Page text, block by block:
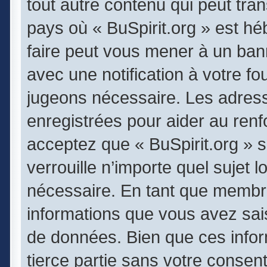
tout autre contenu qui peut
pays où « BuSpirit.org » est
faire peut vous mener à un
avec une notification à votre
jugeons nécessaire. Les
enregistrées pour aider au
acceptez que « BuSpirit.org »
verrouille n’importe quel sujet
nécessaire. En tant que
informations que vous avez
de données. Bien que ces
tierce partie sans votre